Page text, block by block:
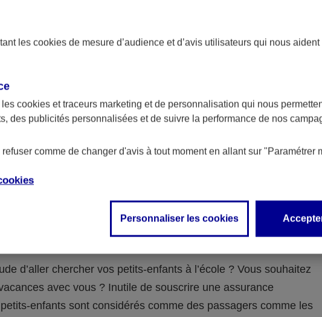
?
civile de la personne désignée comme responsable de
que vous auriez souscrite pour votre famille.
: vous avez un accident de voiture avec vos
d’aller chercher vos petits-enfants à l’école ? Vous souhaitez
avec vous ? Inutile de souscrire une assurance
enfants sont considérés comme des passagers comme les
les cookies de mesure d’audience et d’avis utilisateurs qui nous
les cookies et traceurs marketing et de personnalisation qui nous
des publicités personnalisées et de suivre la performance de nos
comme de changer d'avis à tout moment en allant sur "Paramétrer
Personnaliser les cookies